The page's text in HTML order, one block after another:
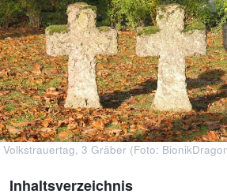
Volkstrauertag, 3 Gräber (Foto:
Inhaltsverzeichnis